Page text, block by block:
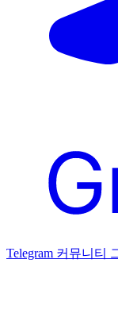
Telegram 커뮤니티